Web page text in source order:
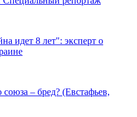
идет 8 лет": эксперт о
– бред? (Евстафьев,